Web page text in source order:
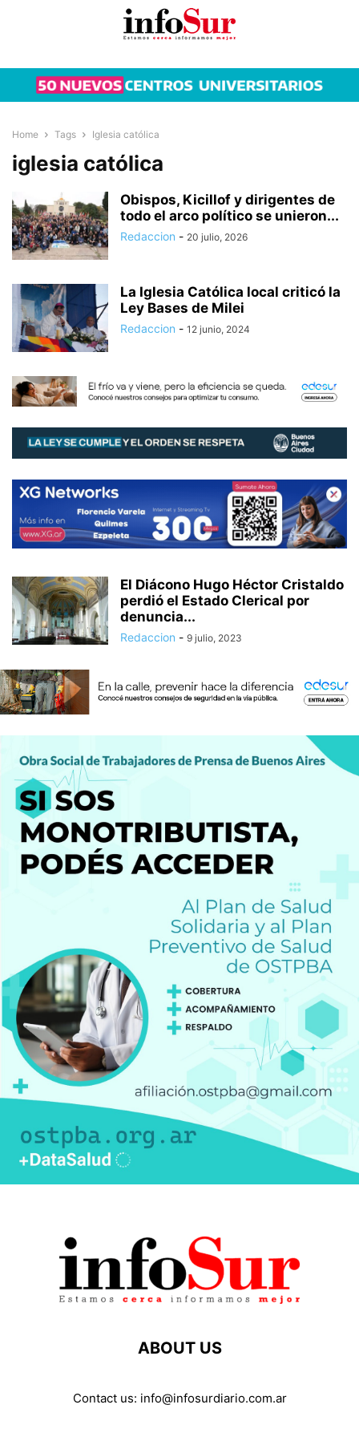
Home Tags Iglesia católica
iglesia católica
Obispos, Kicillof y dirigentes de
todo el arco político se unieron...
Redaccion - 20 julio, 2026
La Iglesia Católica local criticó la
Ley Bases de Milei
Redaccion - 12 junio, 2024
El Diácono Hugo Héctor Cristaldo
perdió el Estado Clerical por
denuncia...
Redaccion - 9 julio, 2023
ABOUT US
Contact us: info@infosurdiario.com.ar